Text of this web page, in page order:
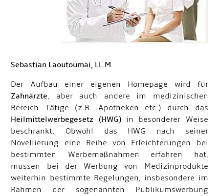
Sebastian Laoutoumai, LL.M.
Der Aufbau einer eigenen Homepage wird für
Zahnärzte, aber auch andere im medizinischen
Bereich Tätige (z.B. Apotheken etc.) durch das
Heilmittelwerbegesetz (HWG)in besonderer Weise
beschränkt. Obwohl das HWG nach seiner
Novellierung eine Reihe von Erleichterungen bei
bestimmten Werbemaßnahmen erfahren hat,
müssen bei der Werbung von Medizinprodukte
weiterhin bestimmte Regelungen, insbesondere im
Rahmen der sogenannten Publikumswerbung